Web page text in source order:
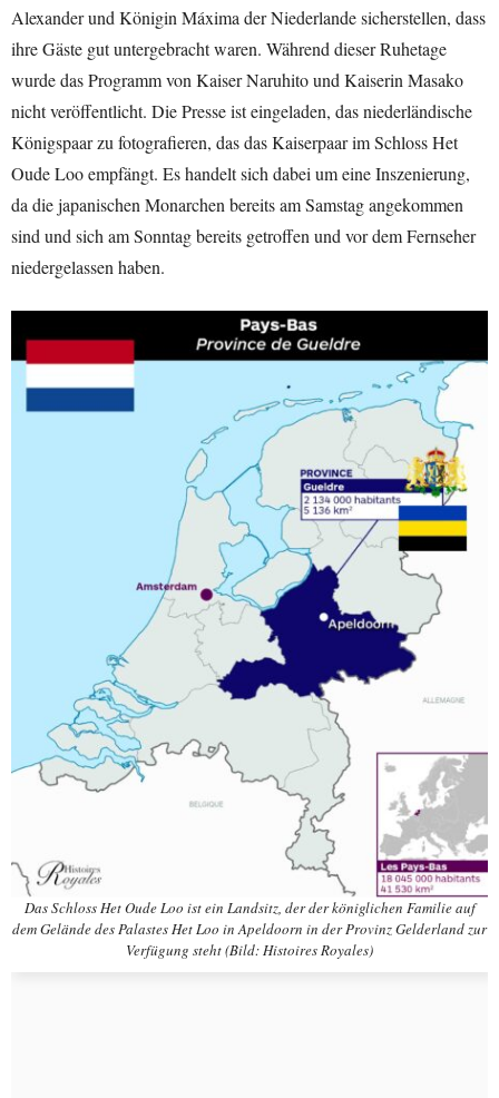
Alexander und Königin Máxima der Niederlande sicherstellen, dass
ihre Gäste gut untergebracht waren. Während dieser Ruhetage
wurde das Programm von Kaiser Naruhito und Kaiserin Masako
nicht veröffentlicht. Die Presse ist eingeladen, das niederländische
Königspaar zu fotografieren, das das Kaiserpaar im Schloss Het
Oude Loo empfängt. Es handelt sich dabei um eine Inszenierung,
da die japanischen Monarchen bereits am Samstag angekommen
sind und sich am Sonntag bereits getroffen und vor dem Fernseher
niedergelassen haben.
Das Schloss Het Oude Loo ist ein Landsitz, der der königlichen Familie auf
dem Gelände des Palastes Het Loo in Apeldoorn in der Provinz Gelderland zur
Verfügung steht (Bild: Histoires Royales)